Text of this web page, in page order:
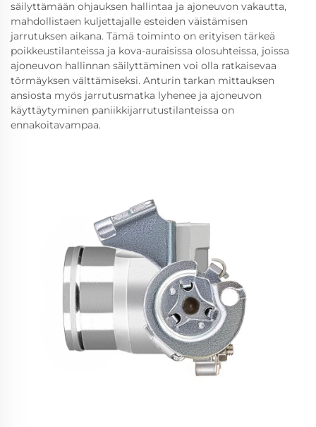
säilyttämään ohjauksen hallintaa ja ajoneuvon vakautta,
mahdollistaen kuljettajalle esteiden väistämisen
jarrutuksen aikana. Tämä toiminto on erityisen tärkeä
poikkeustilanteissa ja kova-auraisissa olosuhteissa, joissa
ajoneuvon hallinnan säilyttäminen voi olla ratkaisevaa
törmäyksen välttämiseksi. Anturin tarkan mittauksen
ansiosta myös jarrutusmatka lyhenee ja ajoneuvon
käyttäytyminen paniikkijarrutustilanteissa on
ennakoitavampaa.